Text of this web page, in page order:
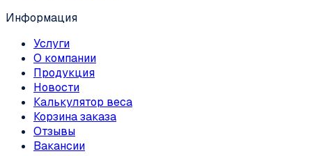
Информация
Услуги
О компании
Продукция
Новости
Калькулятор веса
Корзина заказа
Отзывы
Вакансии